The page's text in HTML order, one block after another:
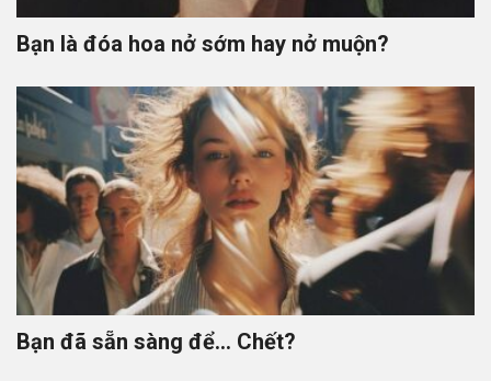
Bạn là đóa hoa nở sớm hay nở muộn?
Bạn đã sẵn sàng để… Chết?